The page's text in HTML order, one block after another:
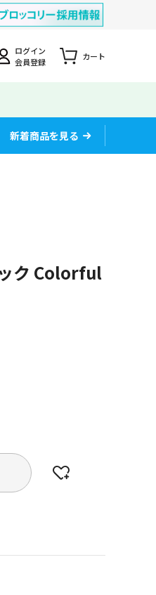
ログイン
会員登録
カート
新着商品を見る
ク Colorful